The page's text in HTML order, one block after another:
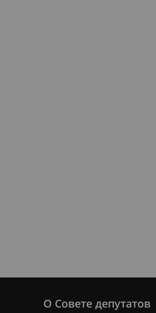
О Совете депутатов